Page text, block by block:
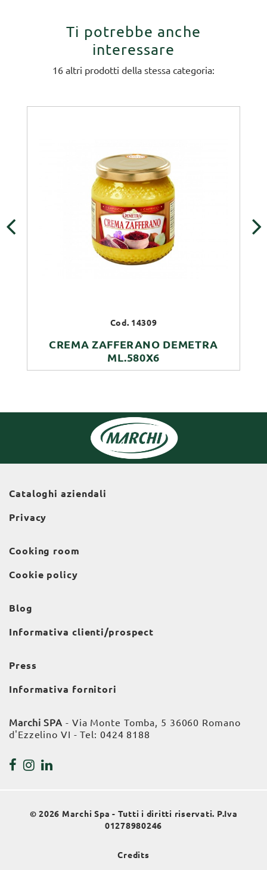
Ti potrebbe anche
interessare
16 altri prodotti della stessa categoria:
Cod. 14309
CREMA ZAFFERANO DEMETRA
ML.580X6
Cataloghi aziendali
Privacy
Cooking room
Cookie policy
Blog
Informativa clienti/prospect
Press
Informativa fornitori
Marchi SPA - Via Monte Tomba, 5 36060 Romano
d'Ezzelino VI - Tel: 0424 8188
© 2026 Marchi Spa - Tutti i diritti riservati. P.Iva
01278980246
Credits